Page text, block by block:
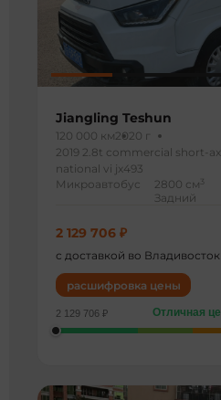
Jiangling Teshun
120 000 км2020 г
2019 2.8t commercial short-
national vi jx493
Микроавтобус
2800 см 3
Задний
2 129 706 ₽
с доставкой во Владивосток
расшифровка цены
2 129 706 ₽ Отличная